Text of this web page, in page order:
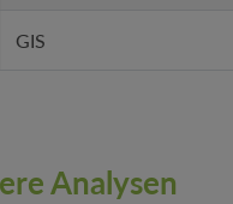
GIS
Analysen